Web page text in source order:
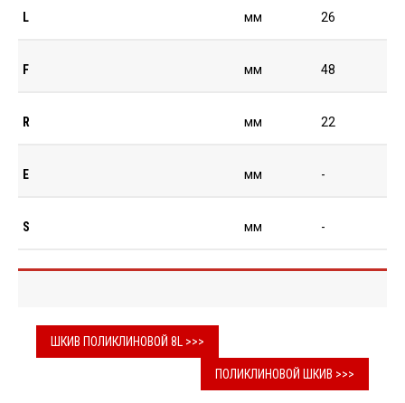
L мм 26
F мм 48
R мм 22
E мм -
S мм -
ШКИВ ПОЛИКЛИНОВОЙ 8L >>>
ПОЛИКЛИНОВОЙ ШКИВ >>>